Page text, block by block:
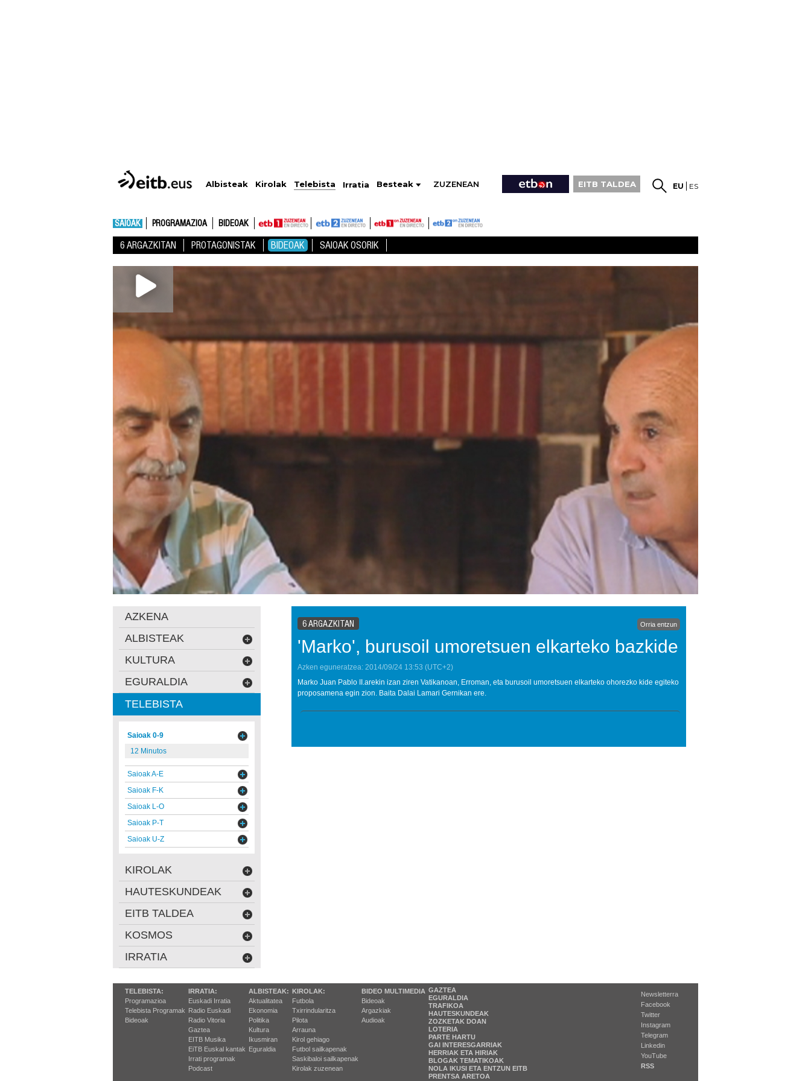
Albisteak Kirolak Telebista Irratia Besteak ZUZENEAN EITB TALDEA EU ES
SAIOAK PROGRAMAZIOA BIDEOAK
6 ARGAZKITAN PROTAGONISTAK BIDEOAK SAIOAK OSORIK
6 ARGAZKITAN Orria entzun
'Marko', burusoil umoretsuen elkarteko bazkide
Azken eguneratzea: 2014/09/24 13:53 (UTC+2)
Marko Juan Pablo II.arekin izan ziren Vatikanoan, Erroman, eta burusoil umoretsuen elkarteko ohorezko kide egiteko
proposamena egin zion. Baita Dalai Lamari Gernikan ere.
AZKENA
ALBISTEAK
KULTURA
EGURALDIA
TELEBISTA
Saioak 0-9
12 Minutos
Saioak A-E
Saioak F-K
Saioak L-O
Saioak P-T
Saioak U-Z
KIROLAK
HAUTESKUNDEAK
EITB TALDEA
KOSMOS
IRRATIA
TELEBISTA:
Programazioa
Telebista Programak
Bideoak
IRRATIA:
Euskadi Irratia
Radio Euskadi
Radio Vitoria
Gaztea
EITB Musika
EiTB Euskal kantak
Irrati programak
Podcast
ALBISTEAK:
Aktualitatea
Ekonomia
Politika
Kultura
Ikusmiran
Eguraldia
KIROLAK:
Futbola
Txirrindularitza
Pilota
Arrauna
Kirol gehiago
Futbol sailkapenak
Saskibaloi sailkapenak
Kirolak zuzenean
BIDEO MULTIMEDIA
Bideoak
Argazkiak
Audioak
GAZTEA
EGURALDIA
TRAFIKOA
HAUTESKUNDEAK
ZOZKETAK DOAN
LOTERIA
PARTE HARTU
GAI INTERESGARRIAK
HERRIAK ETA HIRIAK
BLOGAK TEMATIKOAK
NOLA IKUSI ETA ENTZUN EITB
PRENTSA ARETOA
Newsletterra
Facebook
Twitter
Instagram
Telegram
Linkedin
YouTube
RSS